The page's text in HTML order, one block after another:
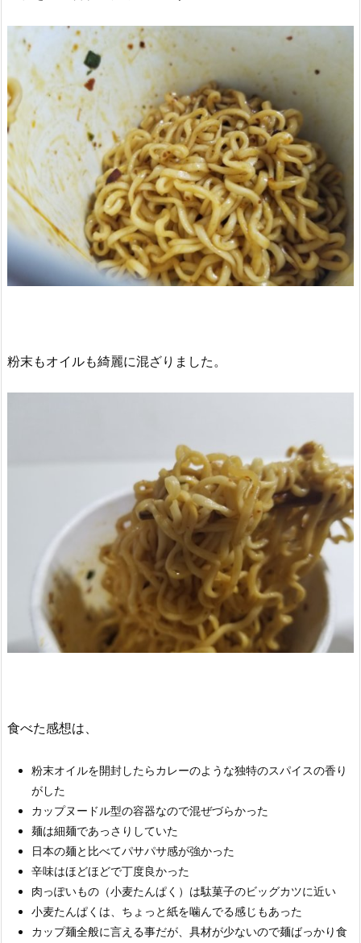
粉末もオイルも綺麗に混ざりました。
食べた感想は、
粉末オイルを開封したらカレーのような独特のスパイスの香り
がした
カップヌードル型の容器なので混ぜづらかった
麺は細麺であっさりしていた
日本の麺と比べてパサパサ感が強かった
辛味はほどほどで丁度良かった
肉っぽいもの（小麦たんぱく）は駄菓子のビッグカツに近い
小麦たんぱくは、ちょっと紙を噛んでる感じもあった
カップ麺全般に言える事だが、具材が少ないので麺ばっかり食